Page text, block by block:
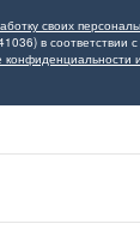
своих
в соответствии с
конфиденциальности